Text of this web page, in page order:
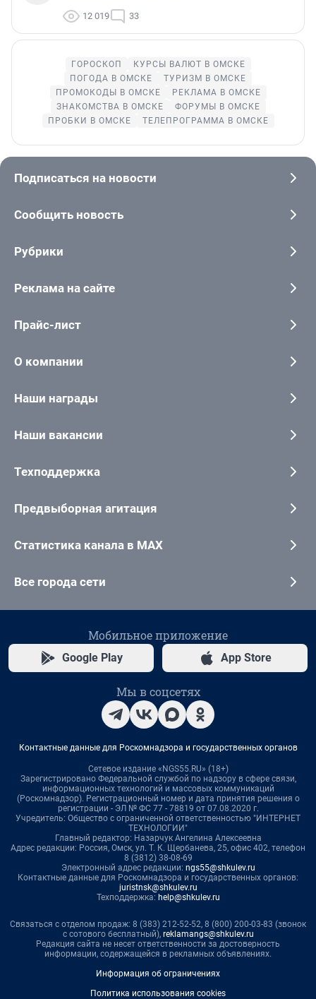
12 019 33
ГОРОСКОП
КУРСЫ ВАЛЮТ В ОМСКЕ
ПОГОДА В ОМСКЕ
ТУРИЗМ В ОМСКЕ
ПРОМОКОДЫ В ОМСКЕ
РЕКЛАМА В ОМСКЕ
ЗНАКОМСТВА В ОМСКЕ
ФОРУМЫ В ОМСКЕ
ПРОБКИ В ОМСКЕ
ТЕЛЕПРОГРАММА В ОМСКЕ
Подписаться на новости
Сообщить новость
Рубрики
Реклама на сайте
Прайс-лист
О компании
Наши награды
Наши вакансии
Техподдержка
Предвыборная агитация
Статистика канала в MAX
Все города сети
Мобильное приложение
Google Play App Store
Мы в соцсетях
Контактные данные для Роскомнадзора и государственных органов
Сетевое издание «NGS55.RU» (18+)
Зарегистрировано Федеральной службой по надзору в сфере связи,
информационных технологий и массовых коммуникаций
(Роскомнадзор). Регистрационный номер и дата принятия решения о
регистрации - ЭЛ № ФС 77 - 78819 от 07.08.2020 г.
Учредитель: Общество с ограниченной ответственностью "ИНТЕРНЕТ
ТЕХНОЛОГИИ"
Главный редактор: Назарчук Ангелина Алексеевна
Адрес редакции: Россия, Омск, ул. Т. К. Щербанева, 25, офис 402, телефон
8 (3812) 38-08-69
Электронный адрес редакции: ngs55@shkulev.ru
Контактные данные для Роскомнадзора и государственных органов:
juristnsk@shkulev.ru
Техподдержка: help@shkulev.ru
Связаться с отделом продаж: 8 (383) 212-52-52, 8 (800) 200-03-83 (звонок
с сотового бесплатный), reklamangs@shkulev.ru
Редакция сайта не несет ответственности за достоверность
информации, содержащейся в рекламных объявлениях.
Информация об ограничениях
Политика использования cookies